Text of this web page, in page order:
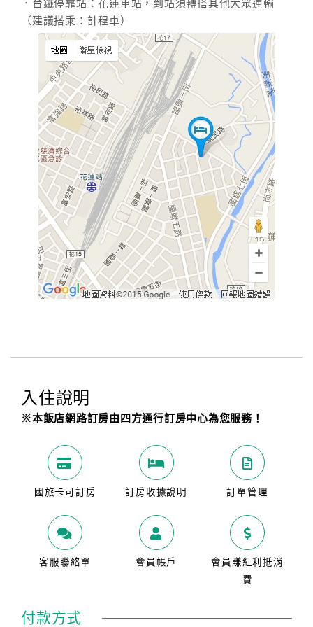
．台鐵停靠站：花蓮車站，到站須轉搭其他大眾運輸
（建議搭乘：計程車）
入住說明
※本飯店網路訂房由四方通行訂房中心為您服務！
國旅卡可訂房 訂房收據說明 訂單管理
客服聯絡單 會員帳戶
會員賺紅利抵消
費
付款方式